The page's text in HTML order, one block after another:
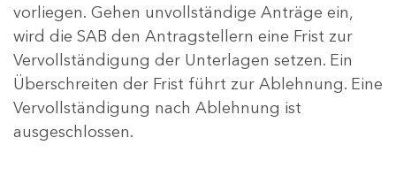
vorliegen. Gehen unvollständige Anträge ein,
wird die SAB den Antragstellern eine Frist zur
Vervollständigung der Unterlagen setzen. Ein
Überschreiten der Frist führt zur Ablehnung. Eine
Vervollständigung nach Ablehnung ist
ausgeschlossen.